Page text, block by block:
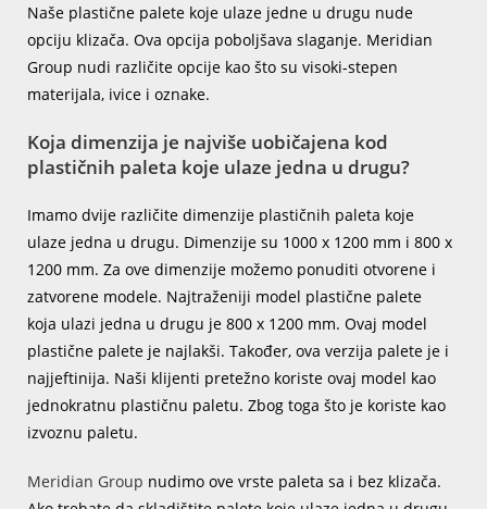
Naše plastične palete koje ulaze jedne u drugu nude
opciju klizača. Ova opcija poboljšava slaganje. Meridian
Group nudi različite opcije kao što su visoki-stepen
materijala, ivice i oznake.
Koja dimenzija je najviše uobičajena kod
plastičnih paleta koje ulaze jedna u drugu?
Imamo dvije različite dimenzije plastičnih paleta koje
ulaze jedna u drugu. Dimenzije su 1000 x 1200 mm i 800 x
1200 mm. Za ove dimenzije možemo ponuditi otvorene i
zatvorene modele. Najtraženiji model plastične palete
koja ulazi jedna u drugu je 800 x 1200 mm. Ovaj model
plastične palete je najlakši. Također, ova verzija palete je i
najjeftinija. Naši klijenti pretežno koriste ovaj model kao
jednokratnu plastičnu paletu. Zbog toga što je koriste kao
izvoznu paletu.
Meridian Group nudimo ove vrste paleta sa i bez klizača.